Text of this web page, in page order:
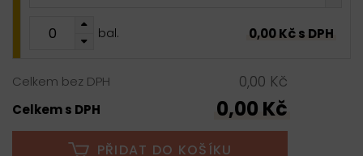
bal. 0,00 Kč s DPH
Celkem bez DPH 0,00 Kč
Celkem s DPH 0,00 Kč
PŘIDAT DO KOŠÍKU